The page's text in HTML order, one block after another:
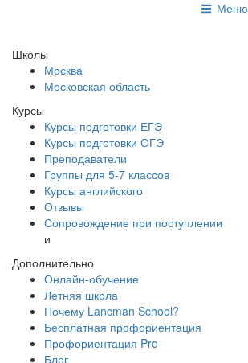
Меню
Школы
Москва
Московская область
Курсы
Курсы подготовки ЕГЭ
Курсы подготовки ОГЭ
Преподаватели
Группы для 5-7 классов
Курсы английского
Отзывы
Сопровождение при поступлении
и
Дополнительно
Онлайн-обучение
Летняя школа
Почему Lancman School?
Бесплатная профориентация
Профориентация Pro
Блог